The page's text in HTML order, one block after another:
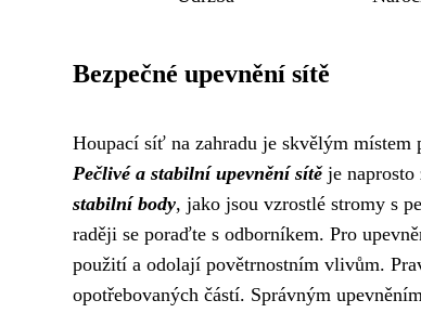
Bezpečné upevnění sítě
Houpací síť na zahradu je skvělým místem
Pečlivé a stabilní upevnění sítěje naprosto
stabilní body, jako jsou vzrostlé stromy s
raději se poraďte s odborníkem. Pro
použití a odolají povětrnostním vlivům.
opotřebovaných částí. Správným